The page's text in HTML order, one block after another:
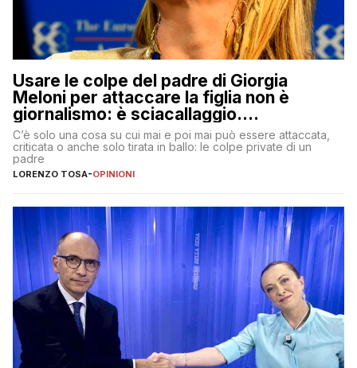
Usare le colpe del padre di Giorgia
Meloni per attaccare la figlia non è
giornalismo: è sciacallaggio.
Dimostriamo di essere diversi
C’è solo una cosa su cui mai e poi mai può essere attaccata,
criticata o anche solo tirata in ballo: le colpe private di un
padre
LORENZO TOSA-OPINIONI